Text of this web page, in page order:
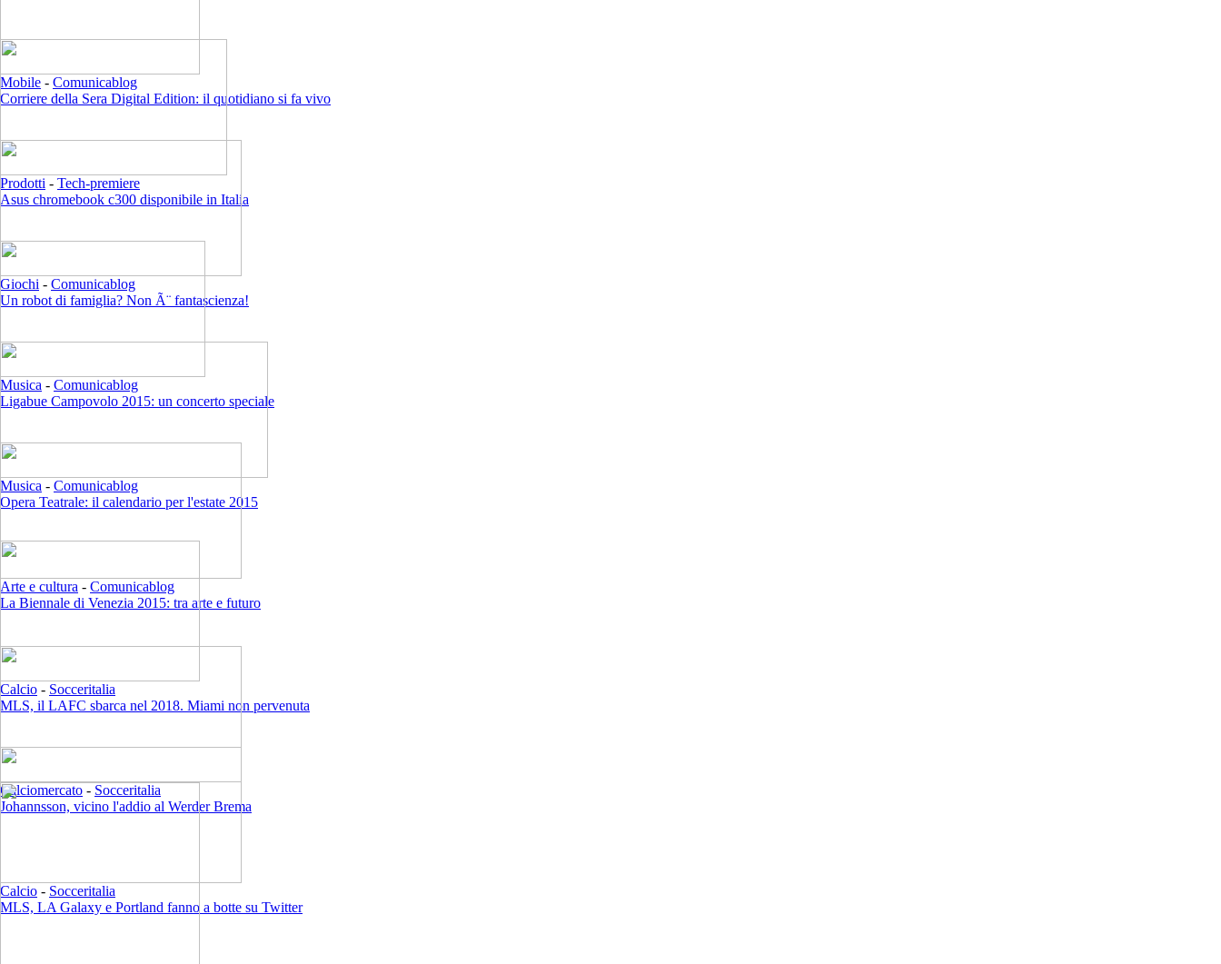
Mobile - Comunicablog
Corriere della Sera Digital Edition: il quotidiano si fa vivo
Prodotti - Tech-premiere
Asus chromebook c300 disponibile in Italia
Giochi - Comunicablog
Un robot di famiglia? Non Ã¨ fantascienza!
Musica - Comunicablog
Ligabue Campovolo 2015: un concerto speciale
Musica - Comunicablog
Opera Teatrale: il calendario per l'estate 2015
Arte e cultura - Comunicablog
La Biennale di Venezia 2015: tra arte e futuro
Calcio - Socceritalia
MLS, il LAFC sbarca nel 2018. Miami non pervenuta
Calciomercato - Socceritalia
Johannsson, vicino l'addio al Werder Brema
Calcio - Socceritalia
MLS, LA Galaxy e Portland fanno a botte su Twitter